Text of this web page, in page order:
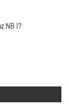
NB I?